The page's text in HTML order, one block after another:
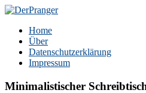
Zum
springen
DerPranger
Finanzen, Freiheit, Prangerei
Home
Über
Datenschutzerklärung
Impressum
Minimalistischer